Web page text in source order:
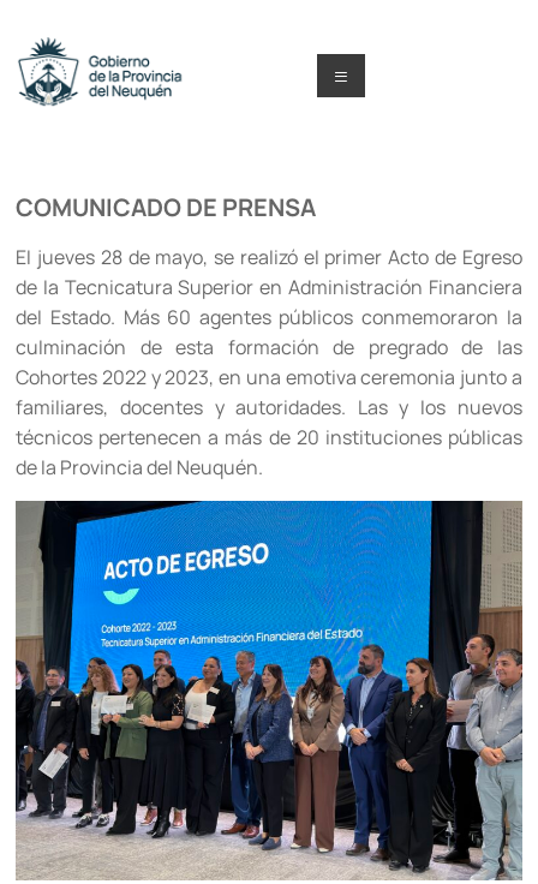
contenido
y
Neuquén
Menú
COMUNICADO DE PRENSA
El jueves 28 de mayo, se realizó el primer Acto de Egreso
de la Tecnicatura Superior en Administración Financiera
del Estado. Más 60 agentes públicos conmemoraron la
culminación de esta formación de pregrado de las
Cohortes 2022 y 2023, en una emotiva ceremonia junto a
familiares, docentes y autoridades. Las y los nuevos
técnicos pertenecen a más de 20 instituciones públicas
de la Provincia del Neuquén.